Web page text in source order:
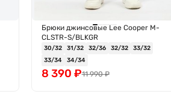
Брюки джинсовые Lee Cooper M-
CLSTR-S/BLKGR
30/32 31/32 32/36 32/32
33/32
33/34
34/34
11 990₽
8 390 ₽